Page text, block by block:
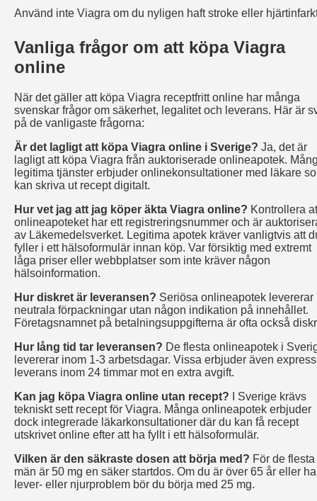
Använd inte Viagra om du nyligen haft stroke eller
Vanliga frågor om att köpa Viagra
online
När det gäller att köpa Viagra receptfritt online har många
svenskar frågor om säkerhet, legalitet och leverans. Här är
på de vanligaste frågorna:
Är det lagligt att köpa Viagra online i Sverige? Ja, det är
lagligt att köpa Viagra från auktoriserade onlineapotek.
legitima tjänster erbjuder onlinekonsultationer med läkare
kan skriva ut recept digitalt.
Hur vet jag att jag köper äkta Viagra online? Kontrollera
onlineapoteket har ett registreringsnummer och är
av Läkemedelsverket. Legitima apotek kräver vanligtvis att
fyller i ett hälsoformulär innan köp. Var försiktig med extremt
låga priser eller webbplatser som inte kräver någon
hälsoinformation.
Hur diskret är leveransen? Seriösa onlineapotek levererar
neutrala förpackningar utan någon indikation på innehållet.
Företagsnamnet på betalningsuppgifterna är ofta också
Hur lång tid tar leveransen? De flesta onlineapotek i
levererar inom 1-3 arbetsdagar. Vissa erbjuder även
leverans inom 24 timmar mot en extra avgift.
Kan jag köpa Viagra online utan recept? I Sverige krävs
tekniskt sett recept för Viagra. Många onlineapotek erbjuder
dock integrerade läkarkonsultationer där du kan få recept
utskrivet online efter att ha fyllt i ett hälsoformulär.
Vilken är den säkraste dosen att börja med? För de flesta
män är 50 mg en säker startdos. Om du är över 65 år eller
lever- eller njurproblem bör du börja med 25 mg.